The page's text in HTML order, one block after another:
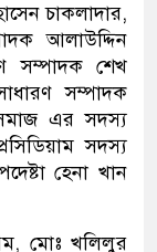
চাকলাদার,
আলাউদ্দিন
সম্পাদক শেখ
সম্পাদক
এর সদস্য
সদস্য
হেনা খান
মোঃ খলিলুর